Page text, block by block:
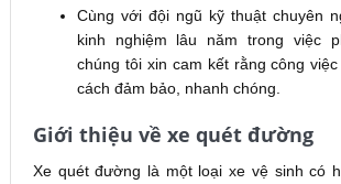
Cùng với đội ngũ kỹ thuật chuyên
kinh nghiệm lâu năm trong việc
chúng tôi xin cam kết rằng công
cách đảm bảo, nhanh chóng.
Giới thiệu về xe quét đường
Xe quét đường là một loại xe vệ sinh có